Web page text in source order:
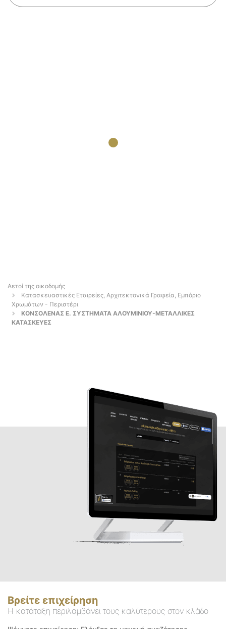
Αετοί της οικοδομής
Κατασκευαστικές Εταιρείες, Αρχιτεκτονικά Γραφεία, Εμπόριο
Χρωμάτων - Περιστέρι
ΚΟΝΣΟΛΕΝΑΣ Ε. ΣΥΣΤΗΜΑΤΑ ΑΛΟΥΜΙΝΙΟΥ-ΜΕΤΑΛΛΙΚΕΣ
ΚΑΤΑΣΚΕΥΕΣ
Βρείτε επιχείρηση
Η κατάταξη περιλαμβάνει τους καλύτερους στον κλάδο